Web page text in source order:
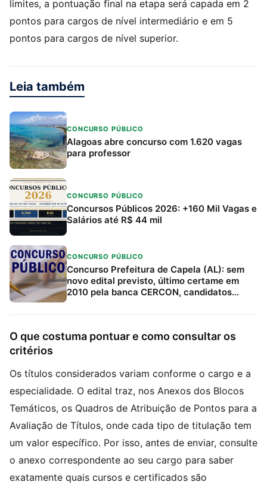
limites, a pontuação final na etapa será capada em 2
pontos para cargos de nível intermediário e em 5
pontos para cargos de nível superior.
Leia também
CONCURSO PÚBLICO
Alagoas abre concurso com 1.620 vagas
para professor
CONCURSO PÚBLICO
Concursos Públicos 2026: +160 Mil Vagas e
Salários até R$ 44 mil
CONCURSO PÚBLICO
Concurso Prefeitura de Capela (AL): sem
novo edital previsto, último certame em
2010 pela banca CERCON, candidatos
O que costuma pontuar e como consultar os
critérios
Os títulos considerados variam conforme o cargo e a
especialidade. O edital traz, nos Anexos dos Blocos
Temáticos, os Quadros de Atribuição de Pontos para a
Avaliação de Títulos, onde cada tipo de titulação tem
um valor específico. Por isso, antes de enviar, consulte
o anexo correspondente ao seu cargo para saber
exatamente quais cursos e certificados são